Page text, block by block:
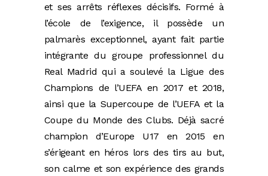
et ses arrêts réflexes décisifs. Formé à
l’école de l’exigence, il possède un
palmarès exceptionnel, ayant fait partie
intégrante du groupe professionnel du
Real Madrid qui a soulevé la Ligue des
Champions de l’UEFA en 2017 et 2018,
ainsi que la Supercoupe de l’UEFA et la
Coupe du Monde des Clubs. Déjà sacré
champion d’Europe U17 en 2015 en
s’érigeant en héros lors des tirs au but,
son calme et son expérience des grands